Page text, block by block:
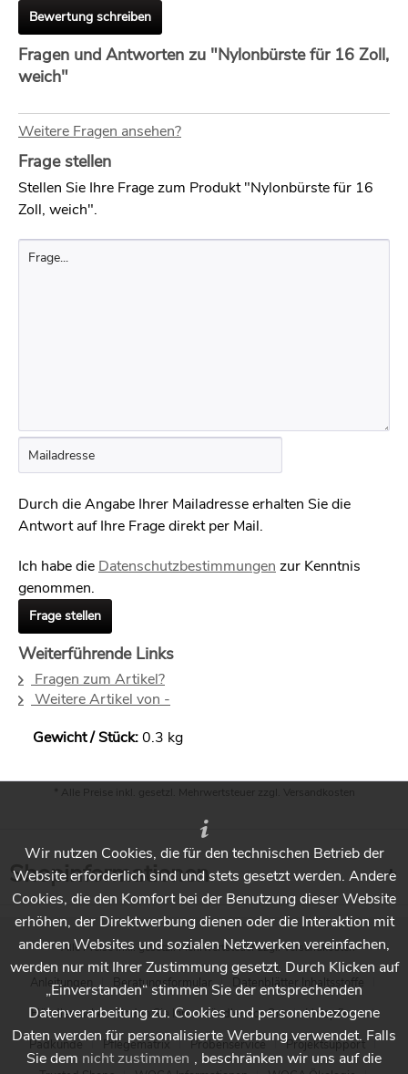
Bewertung schreiben
Fragen und Antworten zu "Nylonbürste für 16 Zoll,
weich"
Weitere Fragen ansehen?
Frage stellen
Stellen Sie Ihre Frage zum Produkt "Nylonbürste für 16
Zoll, weich".
Durch die Angabe Ihrer Mailadresse erhalten Sie die
Antwort auf Ihre Frage direkt per Mail.
Ich habe die Datenschutzbestimmungen zur Kenntnis
genommen.
Frage stellen
Weiterführende Links
Fragen zum Artikel?
Weitere Artikel von -
Gewicht / Stück:0.3 kg
* Alle Preise inkl. gesetzl. Mehrwertsteuer zzgl. Versandkosten
Shopinformationen
* Alle Preise inkl. gesetzl. Mehrwertsteuer zzgl.Versandkosten
Anleitungen Beratungsformular
Datenblätter Inhaltsstoffe
Händlersuche - Finden Sie Ihren Händler vor Ort
Holzpflege
Padkunde
Pflegematrix Probenservice
Projektsupport
Wir nutzen Cookies, die für den technischen Betrieb der
Website erforderlich sind und stets gesetzt werden. Andere
Cookies, die den Komfort bei der Benutzung dieser Website
erhöhen, der Direktwerbung dienen oder die Interaktion mit
anderen Websites und sozialen Netzwerken vereinfachen,
werden nur mit Ihrer Zustimmung gesetzt. Durch Klicken auf
„Einverstanden“ stimmen Sie der entsprechenden
Datenverarbeitung zu. Cookies und personenbezogene
Daten werden für personalisierte Werbung verwendet. Falls
Sie dem nicht zustimmen , beschränken wir uns auf die